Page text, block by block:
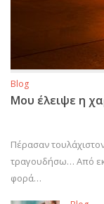
Blog
Μου έλειψε η
Πέρασαν
τραγουδήσω… Από
φορά…